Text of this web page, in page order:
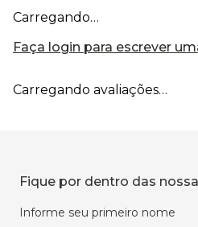
Carregando…
Faça login para escrever
Carregando avaliações…
Fique por dentro das
Informe seu primeiro nome